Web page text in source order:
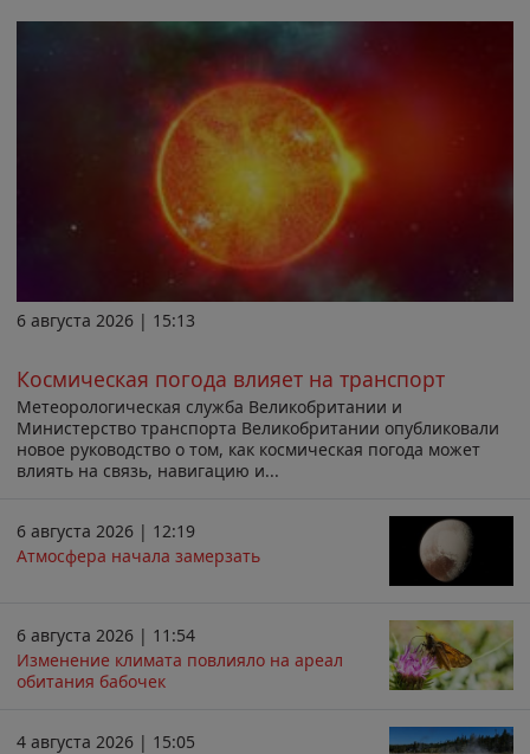
6 августа 2026 | 15:13
Космическая погода влияет на транспорт
Метеорологическая служба Великобритании и
Министерство транспорта Великобритании опубликовали
новое руководство о том, как космическая погода может
влиять на связь, навигацию и...
6 августа 2026 | 12:19
Атмосфера начала замерзать
6 августа 2026 | 11:54
Изменение климата повлияло на ареал
обитания бабочек
4 августа 2026 | 15:05